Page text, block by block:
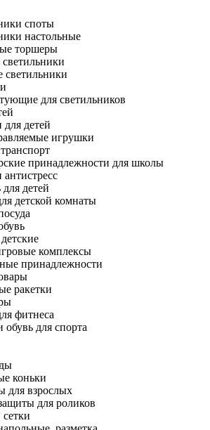
споты
настольные
торшеры
для светильников
детей
игрушки
принадлежности для школы
детей
детской комнаты
комплексы
принадлежности
ракетки
фитнеса
для спорта
коньки
для взрослых
для роликов